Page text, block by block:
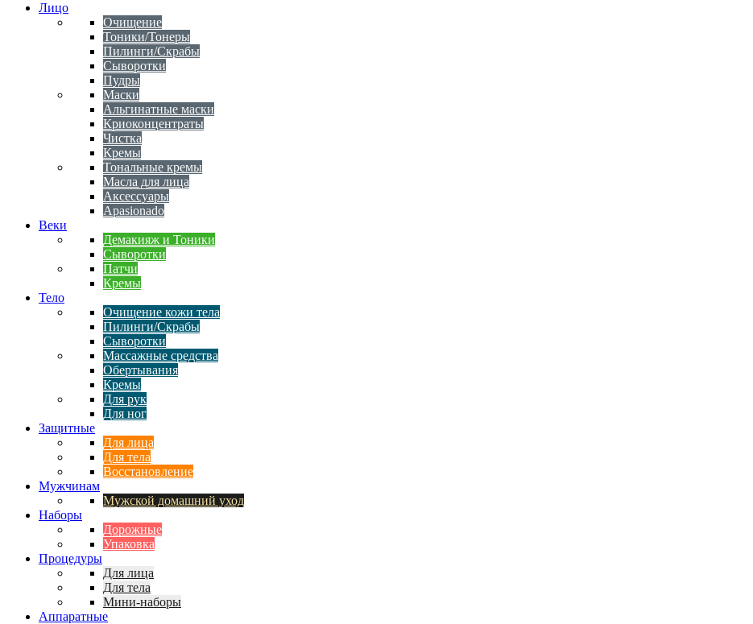
Лицо
Очищение
Тоники/Тонеры
Пилинги/Скрабы
Сыворотки
Пудры
Маски
Альгинатные маски
Криоконцентраты
Чистка
Кремы
Тональные кремы
Масла для лица
Аксессуары
Apasionado
Веки
Демакияж и Тоники
Сыворотки
Патчи
Кремы
Тело
Очищение кожи тела
Пилинги/Скрабы
Сыворотки
Массажные средства
Обертывания
Кремы
Для рук
Для ног
Защитные
Для лица
Для тела
Восстановление
Мужчинам
Мужской домашний уход
Наборы
Дорожные
Упаковка
Процедуры
Для лица
Для тела
Мини-наборы
Аппаратные